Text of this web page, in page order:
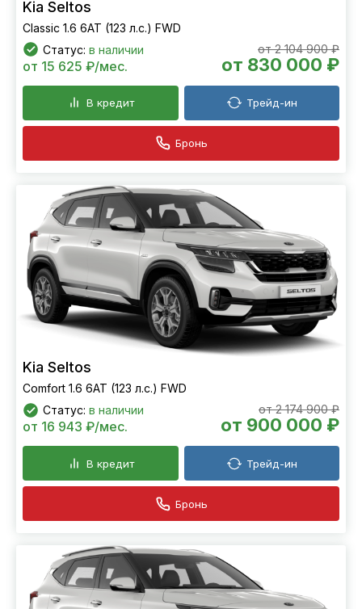
Kia Seltos
Classic 1.6 6АТ (123 л.с.) FWD
Статус: в наличии от 2 104 900 ₽
от 830 000 ₽
от 15 625 ₽/мес.
В кредит Трейд-ин
Бронь
Kia Seltos
Comfort 1.6 6АТ (123 л.с.) FWD
Статус: в наличии от 2 174 900 ₽
от 900 000 ₽
от 16 943 ₽/мес.
В кредит Трейд-ин
Бронь